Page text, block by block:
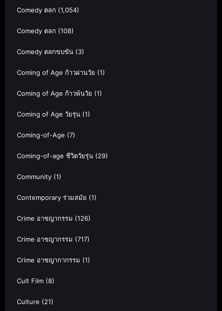
Comedy ตลก (1,054)
Comedy ตลก (108)
Comedy ตลกขบขัน (3)
Coming of Age ก้าวผ่านวัย (1)
Coming of Age ก้าวพ้นวัย (1)
Coming of Age วัยรุ่น (1)
Coming-of-Age (7)
Coming-of-age ชีวิตวัยรุ่น (29)
Community (1)
Contemporary ร่วมสมัย (1)
Crime อาชญากรรม (126)
Crime อาชญากรรม (717)
Crime อาชญากากรรม (1)
Cult Film (8)
Culture (21)